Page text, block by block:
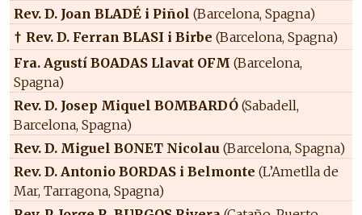
Rev. D. Joan BLADÉ i Piñol (Barcelona, Spagna)
† Rev. D. Ferran BLASI i Birbe (Barcelona, Spagna)
Fra. Agustí BOADAS Llavat OFM (Barcelona,
Spagna)
Rev. D. Josep Miquel BOMBARDÓ (Sabadell,
Barcelona, Spagna)
Rev. D. Miguel BONET Nicolau (Barcelona, Spagna)
Rev. D. Antonio BORDAS i Belmonte (L’Ametlla de
Mar, Tarragona, Spagna)